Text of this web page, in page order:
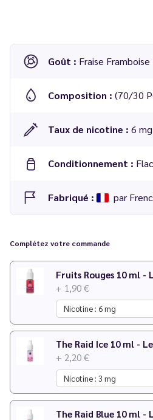
Goût : Fraise
Composition : (70/30
Taux de nicotine : 6
Conditionnement :
Fabriqué : par
Découvrez
autour des fruits rouges signée Le
Complétez votre commande
Fruits Rouges 10 ml -
+ 1,90 €
The Raid Ice 10 ml -
+ 2,20 €
The Raid Blue 10 ml -